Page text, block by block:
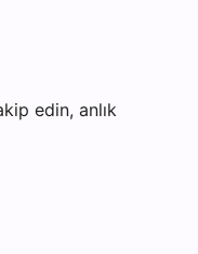
edin, anlık